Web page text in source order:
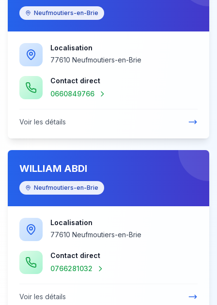
Neufmoutiers-en-Brie
Localisation
77610 Neufmoutiers-en-Brie
Contact direct
0660849766
Voir les détails
WILLIAM ABDI
Neufmoutiers-en-Brie
Localisation
77610 Neufmoutiers-en-Brie
Contact direct
0766281032
Voir les détails